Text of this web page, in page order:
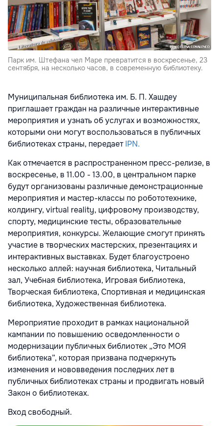
Парк им. Штефана чел Маре превратится в воскресенье, 23
сентября, на несколько часов, в современную библиотеку.
Муниципальная библиотека им. Б. П. Хашдеу
приглашает граждан на различные интерактивные
мероприятия и узнать об услугах и возможностях,
которыми они могут воспользоваться в публичных
библиотеках страны, передаетIPN.
Как отмечается в распространенном пресс-релизе, в
воскресенье, в 11.00 - 13.00, в центральном парке
будут организованы различные демонстрационные
мероприятия и мастер-классы по робототехнике,
колдингу, virtual reality, цифровому производству,
спорту, медицинские тесты, образовательные
мероприятия, конкурсы. Желающие смогут принять
участие в творческих мастерских, презентациях и
интерактивных выставках. Будет благоустроено
несколько аллей: научная библиотека, Читальный
зал, Учебная библиотека, Игровая библиотека,
Творческая библиотека, Спортивная и медицинская
библиотека, Художественная библиотека.
Мероприятие проходит в рамках национальной
кампании по повышению осведомленности о
модернизации публичных библиотек „Это МОЯ
библиотека”, которая призвана подчеркнуть
изменения и нововведения последних лет в
публичных библиотеках страны и продвигать новый
Закон о библиотеках.
Вход свободный.